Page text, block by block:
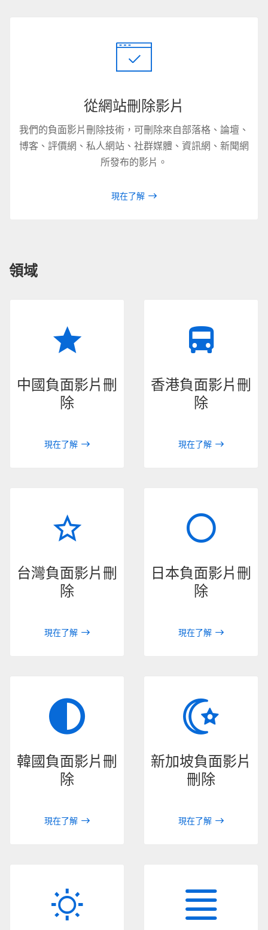
從網站刪除影片
我們的負面影片刪除技術，可刪除來自部落格、論壇、
博客、評價網、私人網站、社群媒體、資訊網、新聞網
所發布的影片。
現在了解
領域
中國負面影片刪
除
現在了解
香港負面影片刪
除
現在了解
台灣負面影片刪
除
現在了解
日本負面影片刪
除
現在了解
韓國負面影片刪
除
現在了解
新加坡負面影片
刪除
現在了解